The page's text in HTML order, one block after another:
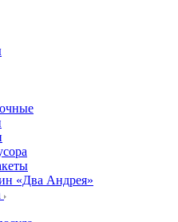
«Два Андрея»